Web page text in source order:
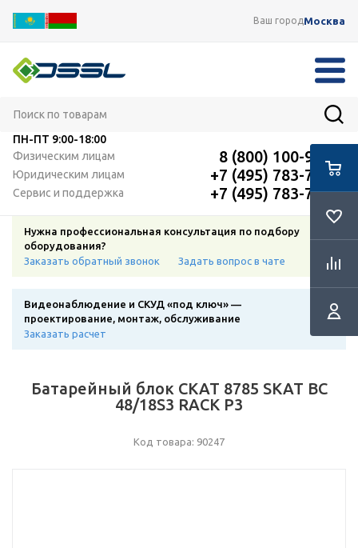
Ваш городМосква
ПН-ПТ 9:00-18:00
Физическим лицам
8 (800) 100-91-12
Юридическим лицам +7 (495) 783-72-87
Сервис и поддержка +7 (495) 783-72-87
Нужна профессиональная консультация по подбору
оборудования?
Заказать обратный звонок
Задать вопрос в чате
Видеонаблюдение и СКУД «под ключ» —
проектирование, монтаж, обслуживание
Заказать расчет
Батарейный блок СКАТ 8785 SKAT BC
48/18S3 RACK P3
Код товара: 90247